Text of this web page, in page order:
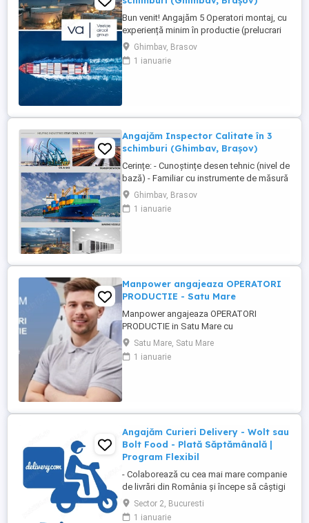
Bun venit! Angajăm 5 Operatori montaj, cu
experiență minim în productie (prelucrari
prin aschiere). Căutăm persoane serioase,
dornice să învețe și să muncească, se va
oferi instruire la locul de muncă. Program:
Ghimbav, Brasov
1 ianuarie
Angajăm Inspector Calitate în 3
schimburi (Ghimbav, Brașov)
Cerințe: - Cunoștințe desen tehnic (nivel de
bază) - Familiar cu instrumente de măsură
și control (ex. șubler) - Limba engleză
(nivel incepator) - Cunoștințe operare PC
(email, Excel) - Abilități bune de lucru în
Ghimbav, Brasov
1 ianuarie
Manpower angajeaza OPERATORI
PRODUCTIE - Satu Mare
Manpower angajeaza OPERATORI
PRODUCTIE in Satu Mare cu
disponibilitate la 3 schimburi.
Responsabilitati principale: - asamblarea
componentelor electrice si electronice
echipamentelor ...
Satu Mare, Satu Mare
1 ianuarie
Angajăm Curieri Delivery - Wolt sau
Bolt Food - Plată Săptămânală |
Program Flexibil
- Colaborează cu cea mai mare companie
de livrări din România și începe să câștigi
rapid! - Cerințe: Minim 18 ani Mijloc de
transport propriu (mașină, scuter,
Sector 2, Bucuresti
1 ianuarie